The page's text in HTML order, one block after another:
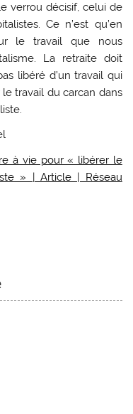
verrou décisif, celui de
Ce n’est qu’en
le travail que nous
La retraite doit
libéré d’un travail qui
travail du carcan dans
à vie pour « libérer le
» | Article | Réseau